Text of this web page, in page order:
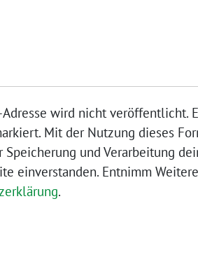
wird nicht veröffentlicht.
Mit der Nutzung dieses
Speicherung und Verarbeitung
einverstanden. Entnimm
.